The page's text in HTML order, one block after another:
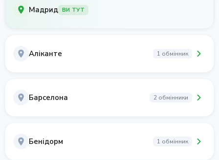
Мадрид ВИ ТУТ
Аліканте 1 обмінник
Барселона 2 обмінники
Бенідорм 1 обмінник